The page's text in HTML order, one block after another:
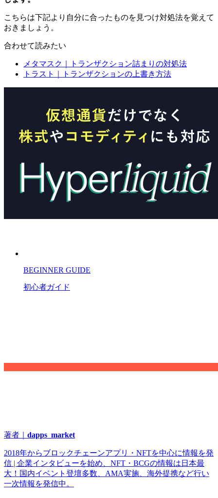
こちらは下記より自分に合ったものを見つけ対処法を覚えて
おきましょう。
合わせて読みたい
メタマスク｜トランザクション詰まりの対処法
トラスト｜トランザクションの上書き方法
BEGINNER GUIDE
初心者ガイド
著者｜ dapps_market
2018年からブロックチェーンアプリ・NFTを中心に情報を発
信 | 企業インタビューを始め、NFT・BCGの情報は日本最
大！国内イベント登壇多数、AMA実施、海外提携など行い
一次情報を発信中。